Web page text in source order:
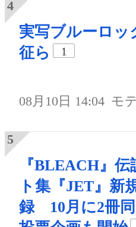
実写ブルーロッ
征ら
1
08月10日 14:04 モ
『BLEACH』
ト集『JET』新
録 10月に2冊